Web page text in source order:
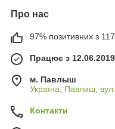
Про нас
97% позитивних з
Працює з 12.06.2019
м. Павлыш
Україна, Павлиш,
Контакти